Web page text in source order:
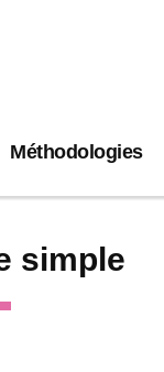
Méthodologies
simple